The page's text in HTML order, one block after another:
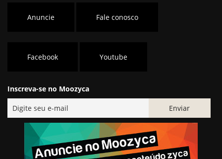
Anuncie Fale conosco
Facebook Youtube
Inscreva-se no Moozyca